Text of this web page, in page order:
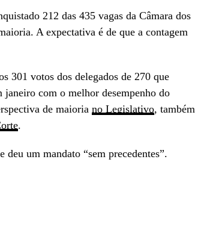
212 das 435 vagas da Câmara dos
A expectativa é de que a contagem
301 votos dos delegados de 270 que
janeiro com o melhor desempenho do
de maioria no Legislativo, também
.
um mandato “sem precedentes”.